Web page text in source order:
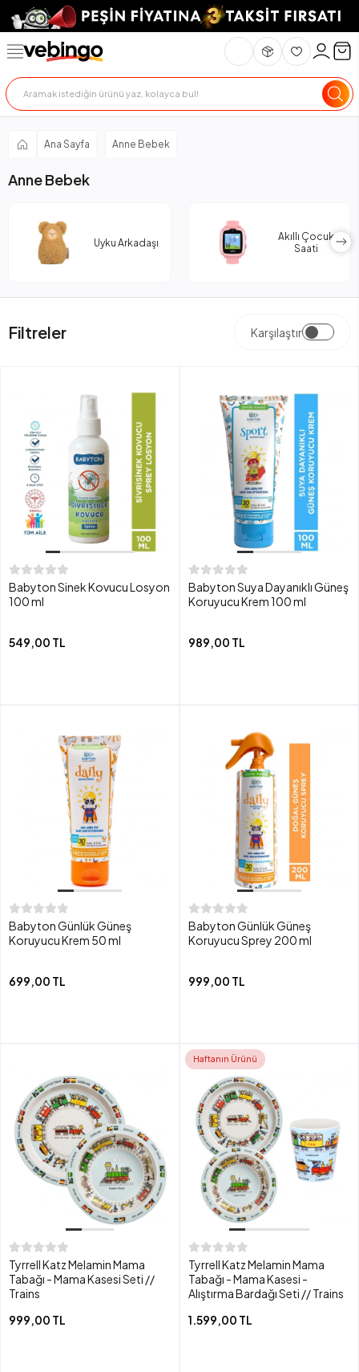
Ana Sayfa Anne Bebek
Anne Bebek
Uyku Arkadaşı
Akıllı Çocuk
Saati
Filtreler Karşılaştır
Babyton Sinek Kovucu Losyon
100 ml
549,00 TL
Babyton Suya Dayanıklı Güneş
Koruyucu Krem 100 ml
989,00 TL
Babyton Günlük Güneş
Koruyucu Krem 50 ml
699,00 TL
Babyton Günlük Güneş
Koruyucu Sprey 200 ml
999,00 TL
Tyrrell Katz Melamin Mama
Tabağı - Mama Kasesi Seti //
Trains
999,00 TL
Haftanın Ürünü
Tyrrell Katz Melamin Mama
Tabağı - Mama Kasesi -
Alıştırma Bardağı Seti // Trains
1.599,00 TL